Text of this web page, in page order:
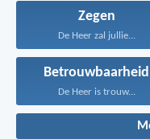
Zegen
De Heer zal jullie...
Betrouwbaarheid
De Heer is trouw...